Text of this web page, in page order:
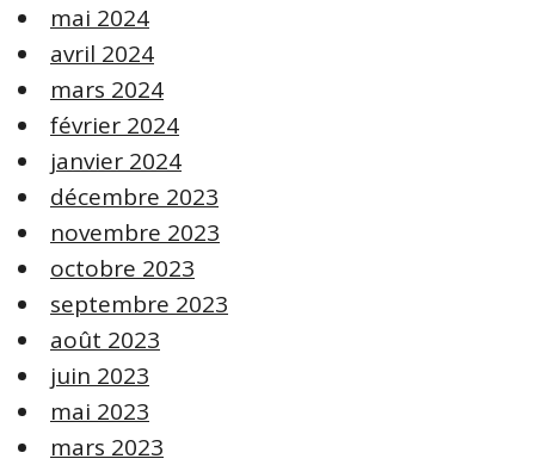
mai 2024
avril 2024
mars 2024
février 2024
janvier 2024
décembre 2023
novembre 2023
octobre 2023
septembre 2023
août 2023
juin 2023
mai 2023
mars 2023